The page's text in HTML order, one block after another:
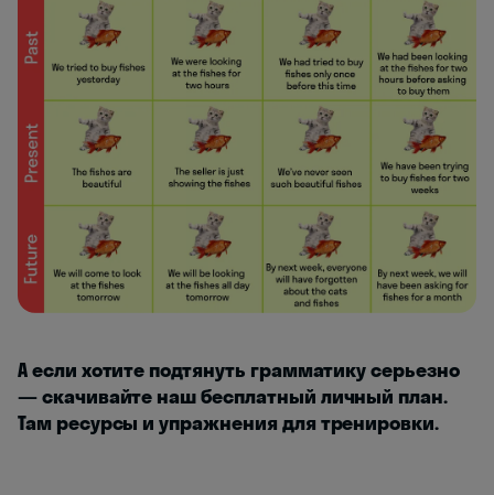
А если хотите подтянуть грамматику серьезно
— скачивайте наш бесплатный личный план.
Там ресурсы и упражнения для тренировки.